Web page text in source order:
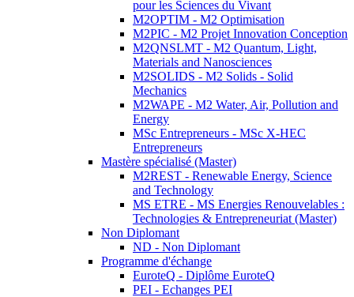
pour les Sciences du Vivant
M2OPTIM - M2 Optimisation
M2PIC - M2 Projet Innovation Conception
M2QNSLMT - M2 Quantum, Light,
Materials and Nanosciences
M2SOLIDS - M2 Solids - Solid
Mechanics
M2WAPE - M2 Water, Air, Pollution and
Energy
MSc Entrepreneurs - MSc X-HEC
Entrepreneurs
Mastère spécialisé (Master)
M2REST - Renewable Energy, Science
and Technology
MS ETRE - MS Energies Renouvelables :
Technologies & Entrepreneuriat (Master)
Non Diplomant
ND - Non Diplomant
Programme d'échange
EuroteQ - Diplôme EuroteQ
PEI - Echanges PEI